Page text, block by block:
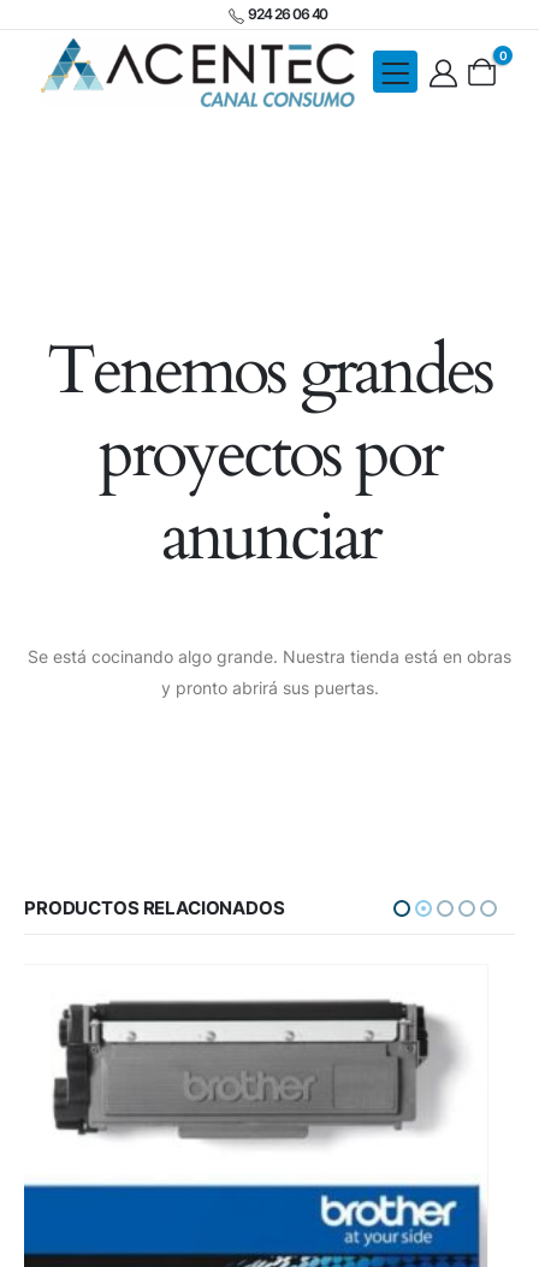
924 26 06 40
0
Tenemos grandes
proyectos por
anunciar
Se está cocinando algo grande. Nuestra tienda está en obras
y pronto abrirá sus puertas.
PRODUCTOS RELACIONADOS